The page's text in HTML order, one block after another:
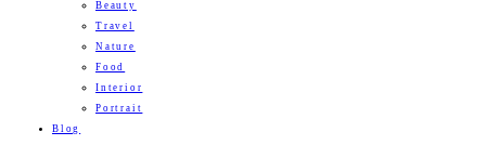
Beauty
Travel
Nature
Food
Interior
Portrait
Blog